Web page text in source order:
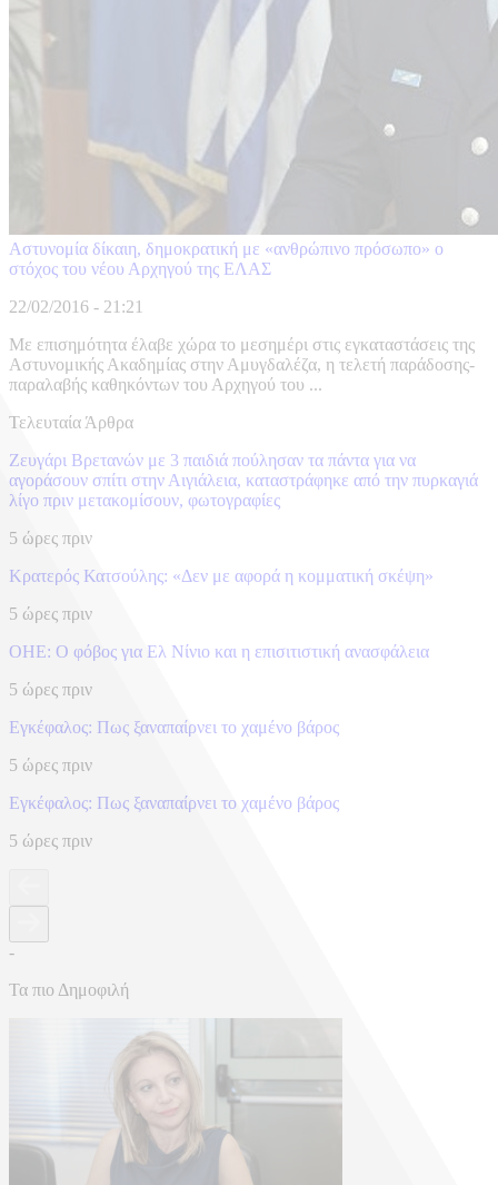
Αστυνομία δίκαιη, δημοκρατική με «ανθρώπινο πρόσωπο» ο
στόχος του νέου Αρχηγού της ΕΛΑΣ
22/02/2016 - 21:21
Με επισημότητα έλαβε χώρα το μεσημέρι στις εγκαταστάσεις της
Αστυνομικής Ακαδημίας στην Αμυγδαλέζα, η τελετή παράδοσης-
παραλαβής καθηκόντων του Αρχηγού του ...
Τελευταία Άρθρα
Ζευγάρι Βρετανών με 3 παιδιά πούλησαν τα πάντα για να
αγοράσουν σπίτι στην Αιγιάλεια, καταστράφηκε από την πυρκαγιά
λίγο πριν μετακομίσουν, φωτογραφίες
5 ώρες πριν
Κρατερός Κατσούλης: «Δεν με αφορά η κομματική σκέψη»
5 ώρες πριν
ΟΗΕ: Ο φόβος για Ελ Νίνιο και η επισιτιστική ανασφάλεια
5 ώρες πριν
Eγκέφαλος: Πως ξαναπαίρνει το χαμένο βάρος
5 ώρες πριν
Eγκέφαλος: Πως ξαναπαίρνει το χαμένο βάρος
5 ώρες πριν
-
Τα πιο Δημοφιλή